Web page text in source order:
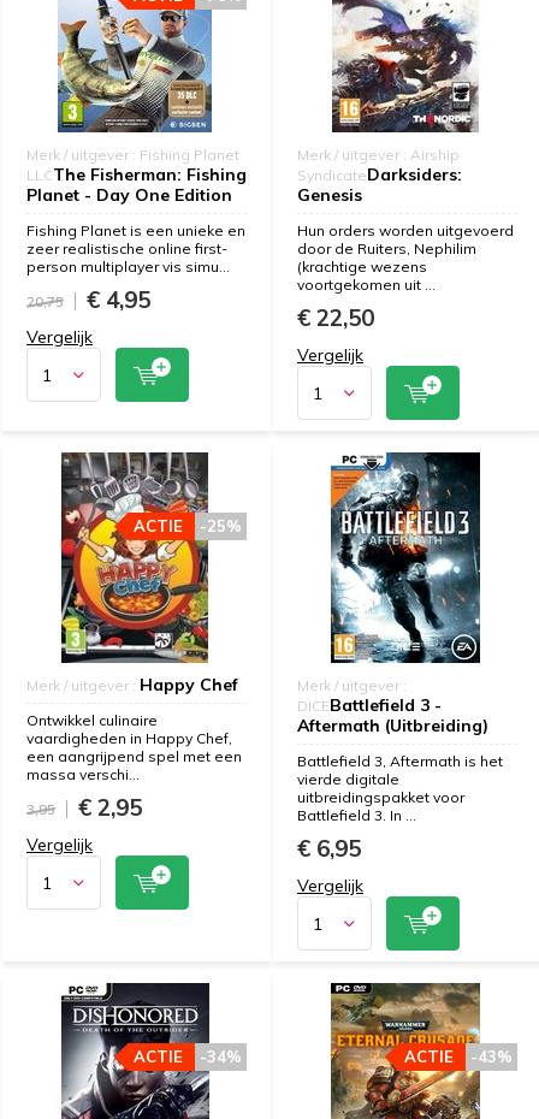
Merk / uitgever : Fishing Planet
LLCThe Fisherman: Fishing
Planet - Day One Edition
Fishing Planet is een unieke en
zeer realistische online first-
person multiplayer vis simu...
20,75
€ 4,95
Vergelijk
Merk / uitgever : Airship
SyndicateDarksiders:
Genesis
Hun orders worden uitgevoerd
door de Ruiters, Nephilim
(krachtige wezens
voortgekomen uit ...
€ 22,50
Vergelijk
Merk / uitgever : Happy Chef
-25%
ACTIE
Ontwikkel culinaire
vaardigheden in Happy Chef,
een aangrijpend spel met een
massa verschi...
3,95
€ 2,95
Vergelijk
Merk / uitgever :
DICEBattlefield 3 -
Aftermath (Uitbreiding)
Battlefield 3, Aftermath is het
vierde digitale
uitbreidingspakket voor
Battlefield 3. In ...
€ 6,95
Vergelijk
-34%
ACTIE -43%
ACTIE